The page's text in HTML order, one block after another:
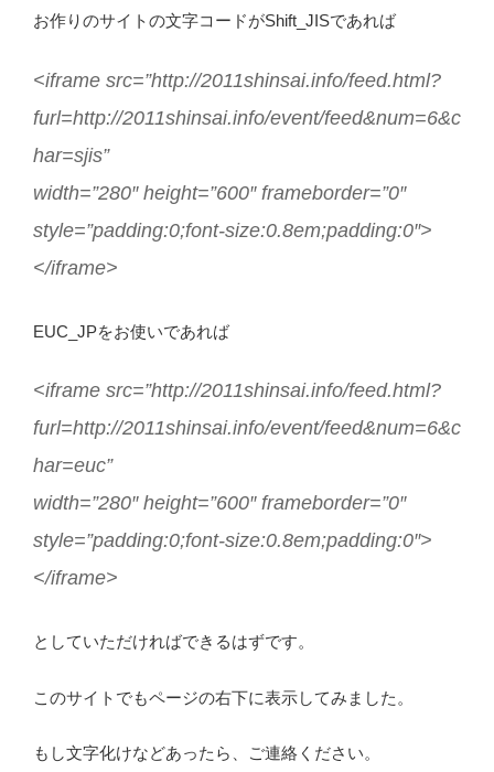
お作りのサイトの文字コードがShift_JISであれば
<iframe src=”http://2011shinsai.info/feed.html?
furl=http://2011shinsai.info/event/feed&num=6&c
har=sjis”
width=”280″ height=”600″ frameborder=”0″
style=”padding:0;font-size:0.8em;padding:0″>
</iframe>
EUC_JPをお使いであれば
<iframe src=”http://2011shinsai.info/feed.html?
furl=http://2011shinsai.info/event/feed&num=6&c
har=euc”
width=”280″ height=”600″ frameborder=”0″
style=”padding:0;font-size:0.8em;padding:0″>
</iframe>
としていただければできるはずです。
このサイトでもページの右下に表示してみました。
もし文字化けなどあったら、ご連絡ください。